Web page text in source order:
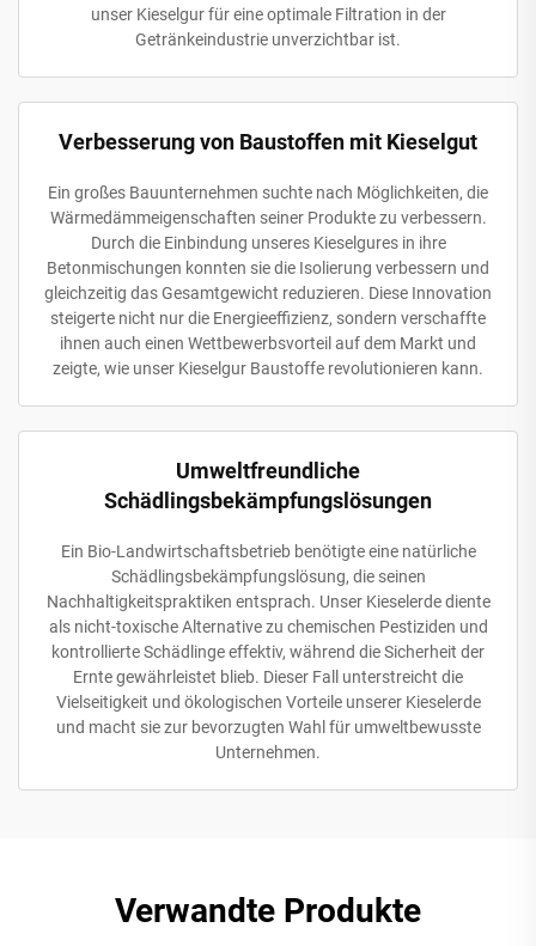
unser Kieselgur für eine optimale Filtration in der
Getränkeindustrie unverzichtbar ist.
Verbesserung von Baustoffen mit Kieselgut
Ein großes Bauunternehmen suchte nach Möglichkeiten, die
Wärmedämmeigenschaften seiner Produkte zu verbessern.
Durch die Einbindung unseres Kieselgures in ihre
Betonmischungen konnten sie die Isolierung verbessern und
gleichzeitig das Gesamtgewicht reduzieren. Diese Innovation
steigerte nicht nur die Energieeffizienz, sondern verschaffte
ihnen auch einen Wettbewerbsvorteil auf dem Markt und
zeigte, wie unser Kieselgur Baustoffe revolutionieren kann.
Umweltfreundliche
Schädlingsbekämpfungslösungen
Ein Bio-Landwirtschaftsbetrieb benötigte eine natürliche
Schädlingsbekämpfungslösung, die seinen
Nachhaltigkeitspraktiken entsprach. Unser Kieselerde diente
als nicht-toxische Alternative zu chemischen Pestiziden und
kontrollierte Schädlinge effektiv, während die Sicherheit der
Ernte gewährleistet blieb. Dieser Fall unterstreicht die
Vielseitigkeit und ökologischen Vorteile unserer Kieselerde
und macht sie zur bevorzugten Wahl für umweltbewusste
Unternehmen.
Verwandte Produkte